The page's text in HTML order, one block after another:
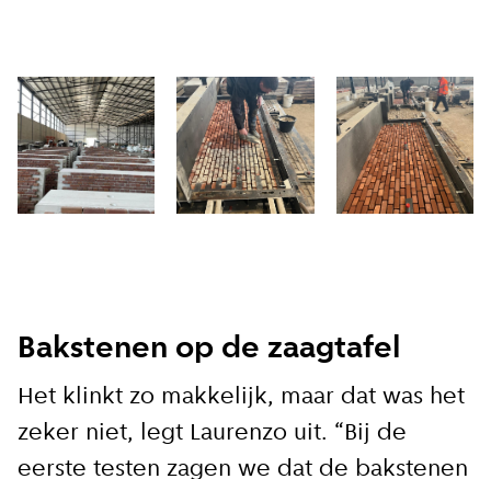
Bakstenen op de zaagtafel
Het klinkt zo makkelijk, maar dat was het
zeker niet, legt Laurenzo uit. “Bij de
eerste testen zagen we dat de bakstenen